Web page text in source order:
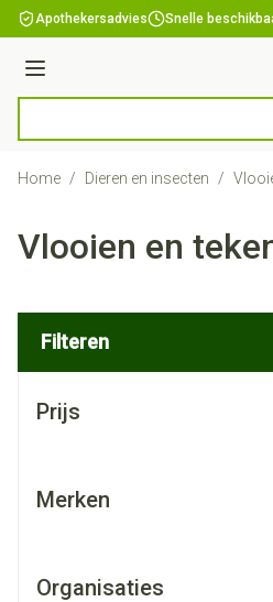
Ga naar de inhoud
Apothekersadvies Snelle
Menu
Home / Dieren en insecten /
Vlooien en
Filteren
Prijs
Merken
Organisaties